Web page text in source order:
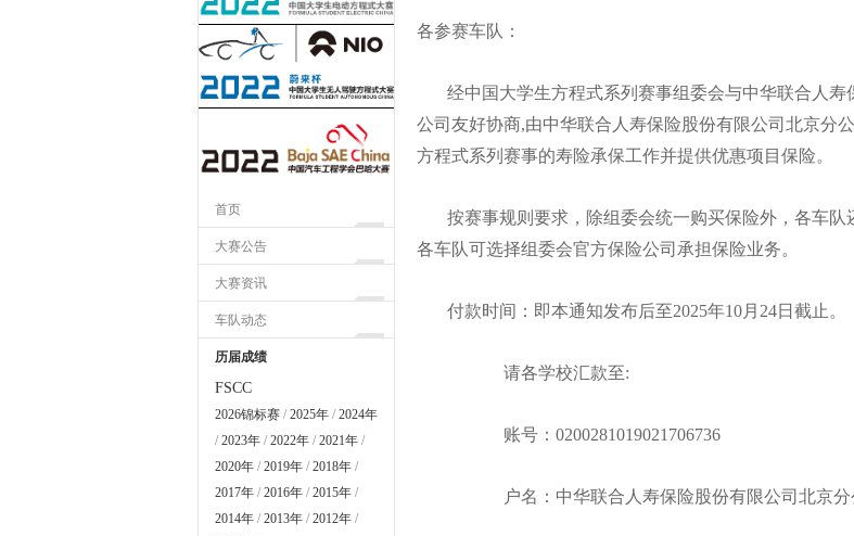
首页
大赛公告
大赛资讯
车队动态
历届成绩
FSCC
2026锦标赛 / 2025年 / 2024年
/ 2023年 / 2022年 / 2021年 /
2020年 / 2019年 / 2018年 /
2017年 / 2016年 / 2015年 /
2014年 / 2013年 / 2012年 /
各参赛车队：
经中国大学生方程式系列赛事组委会与中华联合人寿
公司友好协商,由中华联合人寿保险股份有限公司北京分
方程式系列赛事的寿险承保工作并提供优惠项目保险。
按赛事规则要求，除组委会统一购买保险外，各车队
各车队可选择组委会官方保险公司承担保险业务。
付款时间：即本通知发布后至2025年10月24日截止。
请各学校汇款至:
账号：0200281019021706736
户名：中华联合人寿保险股份有限公司北京分